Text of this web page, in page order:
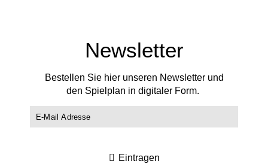
Newsletter
Bestellen Sie hier unseren Newsletter und
den Spielplan in digitaler Form.
Eintragen